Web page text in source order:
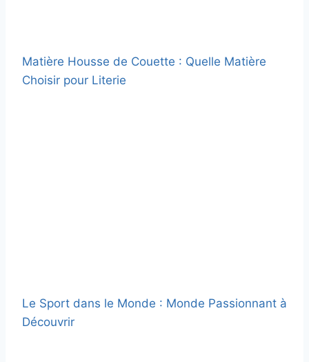
Matière Housse de Couette : Quelle Matière
Choisir pour Literie
Le Sport dans le Monde : Monde Passionnant à
Découvrir